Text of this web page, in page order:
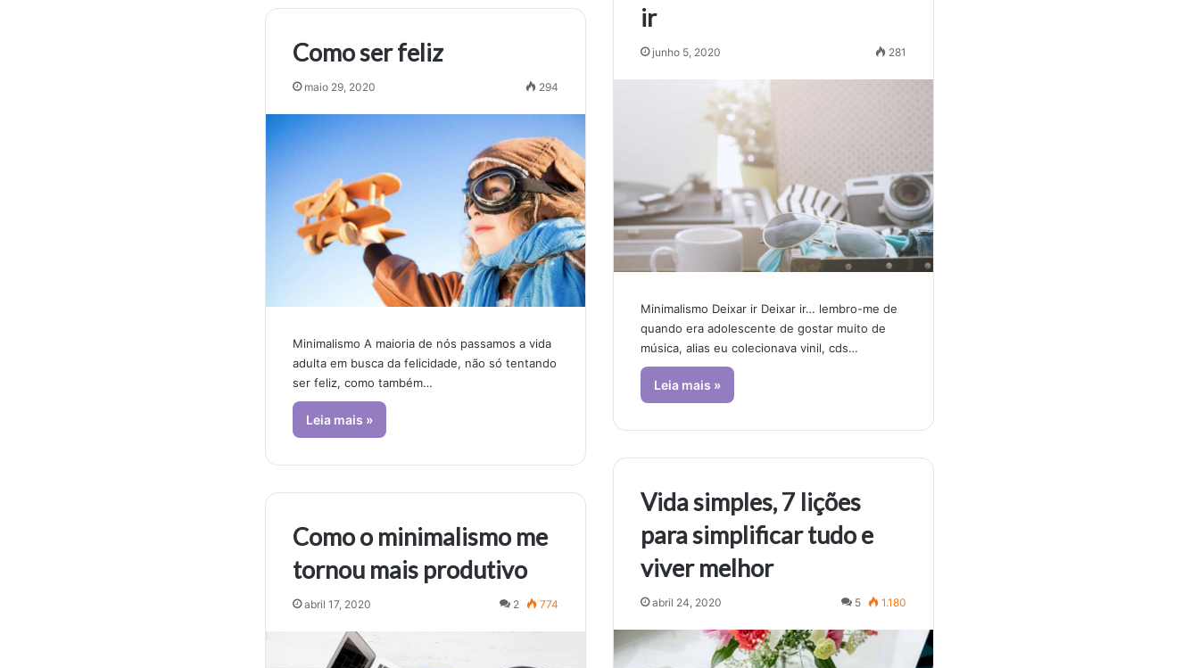
ir
junho 5, 2020 281
Minimalismo Deixar ir Deixar ir… lembro-me de
quando era adolescente de gostar muito de
música, alias eu colecionava vinil, cds…
Leia mais »
Como ser feliz
maio 29, 2020 294
Minimalismo A maioria de nós passamos a vida
adulta em busca da felicidade, não só tentando
ser feliz, como também…
Leia mais »
Vida simples, 7 lições
para simplificar tudo e
viver melhor
abril 24, 2020 5 1.180
Como o minimalismo me
tornou mais produtivo
abril 17, 2020 2 774